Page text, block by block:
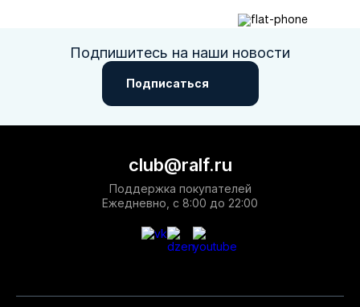
Подпишитесь на наши новости
Подписаться
club@ralf.ru
Поддержка покупателей
Ежедневно, с 8:00 до 22:00